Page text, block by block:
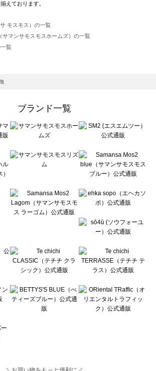
えております。
モスモス）の一覧
サマンサモスモスホームズ）の一覧
覧
（ツハルバイサマンサモスモス）の一覧
ンサモスモス ブルー）の一覧
チ クラシック）の一覧
ール）の一覧
ズブルー）の一覧
）の一覧
ブランド一覧